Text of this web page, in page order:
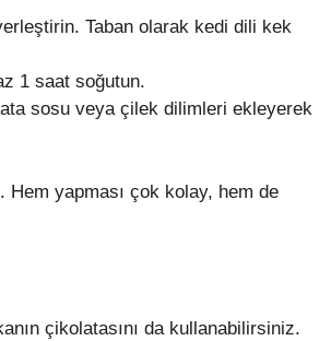
Taban olarak kedi dili kek
1 saat soğutun.
sosu veya çilek dilimleri ekleyerek
yapması çok kolay, hem de
çikolatasını da kullanabilirsiniz.